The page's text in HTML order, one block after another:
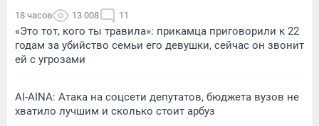
18 часов 13 008 11
«Это тот, кого ты травила»: прикамца приговорили к 22
годам за убийство семьи его девушки, сейчас он звонит
ей с угрозами
AI-AINA: Атака на соцсети депутатов, бюджета вузов не
хватило лучшим и сколько стоит арбуз